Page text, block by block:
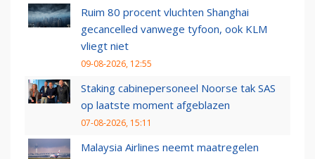
Ruim 80 procent vluchten Shanghai
gecancelled vanwege tyfoon, ook KLM
vliegt niet
09-08-2026, 12:55
Staking cabinepersoneel Noorse tak SAS
op laatste moment afgeblazen
07-08-2026, 15:11
Malaysia Airlines neemt maatregelen